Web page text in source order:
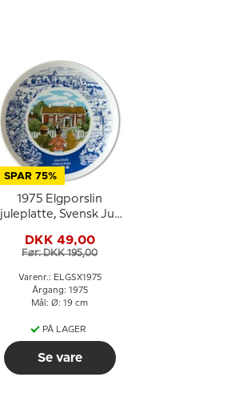
SPAR 75%
1975 Elgporslin
juleplatte, Svensk Jul,
DKK 49,00
Før: DKK 195,00
Varenr.: ELGSX1975
Årgang: 1975
Mål: Ø: 19 cm
PÅ LAGER
Se vare